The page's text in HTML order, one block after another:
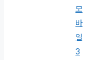
모
바
일
3